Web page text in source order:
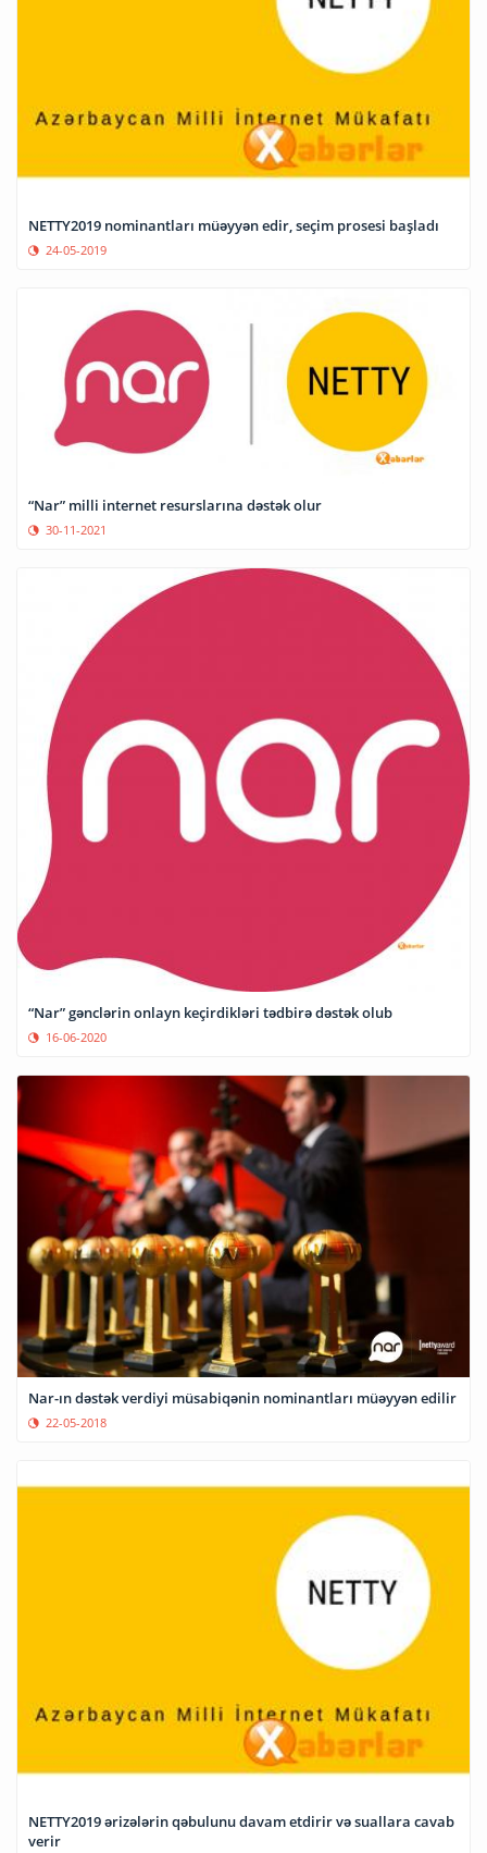
NETTY2019 nominantları müəyyən edir, seçim prosesi başladı
24-05-2019
“Nar” milli internet resurslarına dəstək olur
30-11-2021
“Nar” gənclərin onlayn keçirdikləri tədbirə dəstək olub
16-06-2020
Nar-ın dəstək verdiyi müsabiqənin nominantları müəyyən edilir
22-05-2018
NETTY2019 ərizələrin qəbulunu davam etdirir və suallara cavab
verir